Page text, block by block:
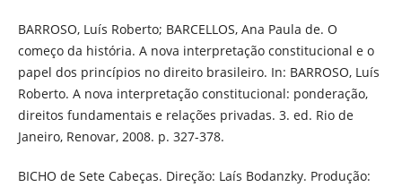
BARROSO, Luís Roberto; BARCELLOS, Ana Paula de. O
começo da história. A nova interpretação constitucional e o
papel dos princípios no direito brasileiro. In: BARROSO, Luís
Roberto. A nova interpretação constitucional: ponderação,
direitos fundamentais e relações privadas. 3. ed. Rio de
Janeiro, Renovar, 2008. p. 327-378.
BICHO de Sete Cabeças. Direção: Laís Bodanzky. Produção: